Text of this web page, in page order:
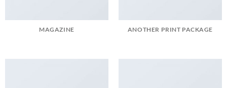
MAGAZINE ANOTHER PRINT PACKAGE